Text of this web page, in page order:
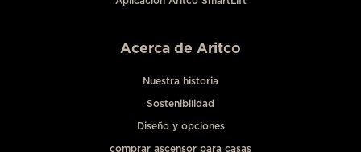
Acerca de Aritco
Nuestra historia
Sostenibilidad
Diseño y opciones
comprar ascensor para casas